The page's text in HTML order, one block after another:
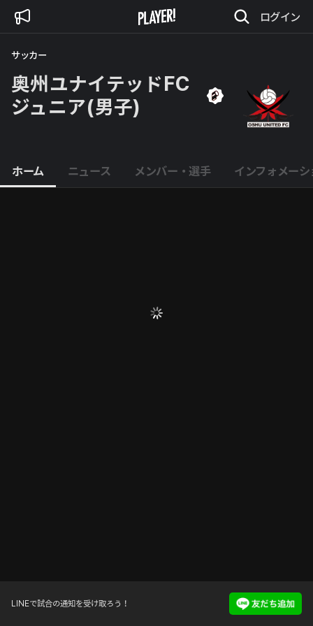
ログイン
サッカー
奥州ユナイテッドFC
ジュニア(男子)
ホーム ニュース メンバー・選手 インフォメーシ
LINEで試合の通知を受け取ろう！